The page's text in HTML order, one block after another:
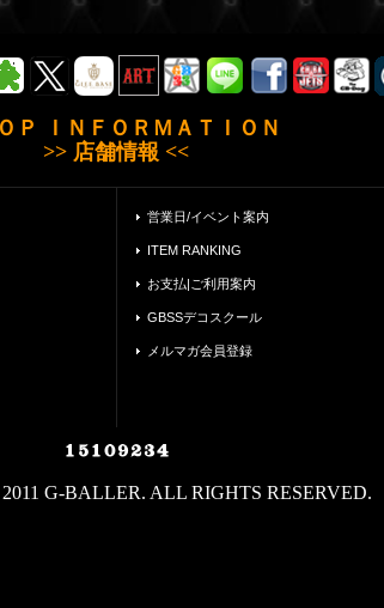
Ｐ ＩＮＦＯＲＭＡＴＩＯＮ
>> 店舗情報 <<
営業日/イベント案内
ITEM RANKING
お支払|ご利用案内
GBSSデコスクール
メルマガ会員登録
G-BALLER. ALL RIGHTS RESERVED.